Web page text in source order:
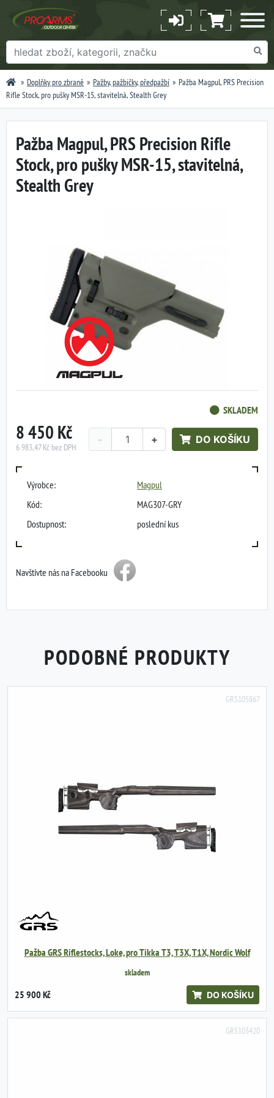
Doplňky pro zbraně Pažby, pažbičky, předpažbí
Pažba Magpul, PRS Precision
Rifle Stock, pro pušky MSR-15, stavitelná, Stealth Grey
Pažba Magpul, PRS Precision Rifle
Stock, pro pušky MSR-15, stavitelná,
Stealth Grey
SKLADEM
8 450 Kč
6 983,47 Kč bez DPH
+
- DO KOŠÍKU
Výrobce:
Magpul
Kód:
MAG307-GRY
Dostupnost:
poslední kus
Navštivte nás na Facebooku
PODOBNÉ PRODUKTY
GRS105867
Pažba GRS Riflestocks, Loke, pro Tikka T3, T3X, T1X, Nordic Wolf
skladem
25 900 Kč DO KOŠÍKU
GRS103420